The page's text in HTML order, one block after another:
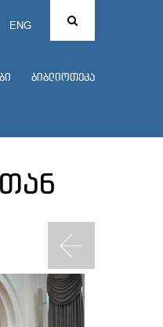
ENG
ბიბლიოთეკა